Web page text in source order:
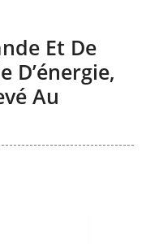
Et De
D’énergie,
Au